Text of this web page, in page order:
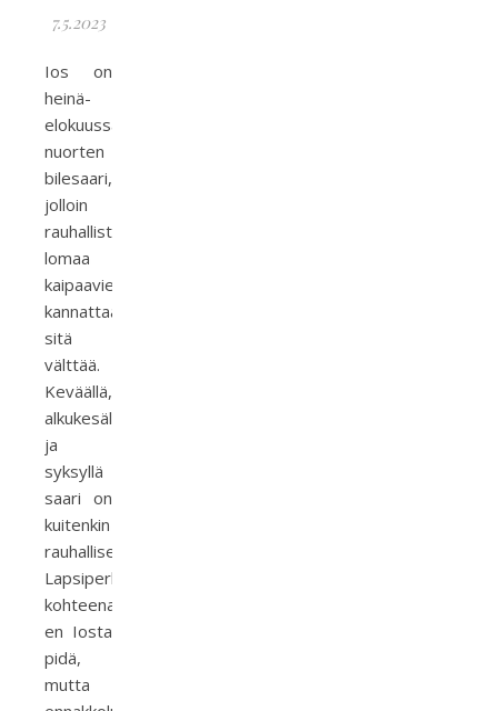
7.5.2023
Ios on
heinä-
elokuussa
nuorten
bilesaari,
jolloin
rauhallista
lomaa
kaipaavien
kannattaa
sitä
välttää.
Keväällä,
alkukesällä
ja
syksyllä
saari on
kuitenkin
rauhallisempi.
Lapsiperheiden
kohteena
en Iosta
pidä,
mutta